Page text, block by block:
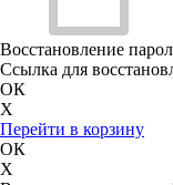
Восстановление
Ссылка для
ОК
X
Перейти в корзину
ОК
X